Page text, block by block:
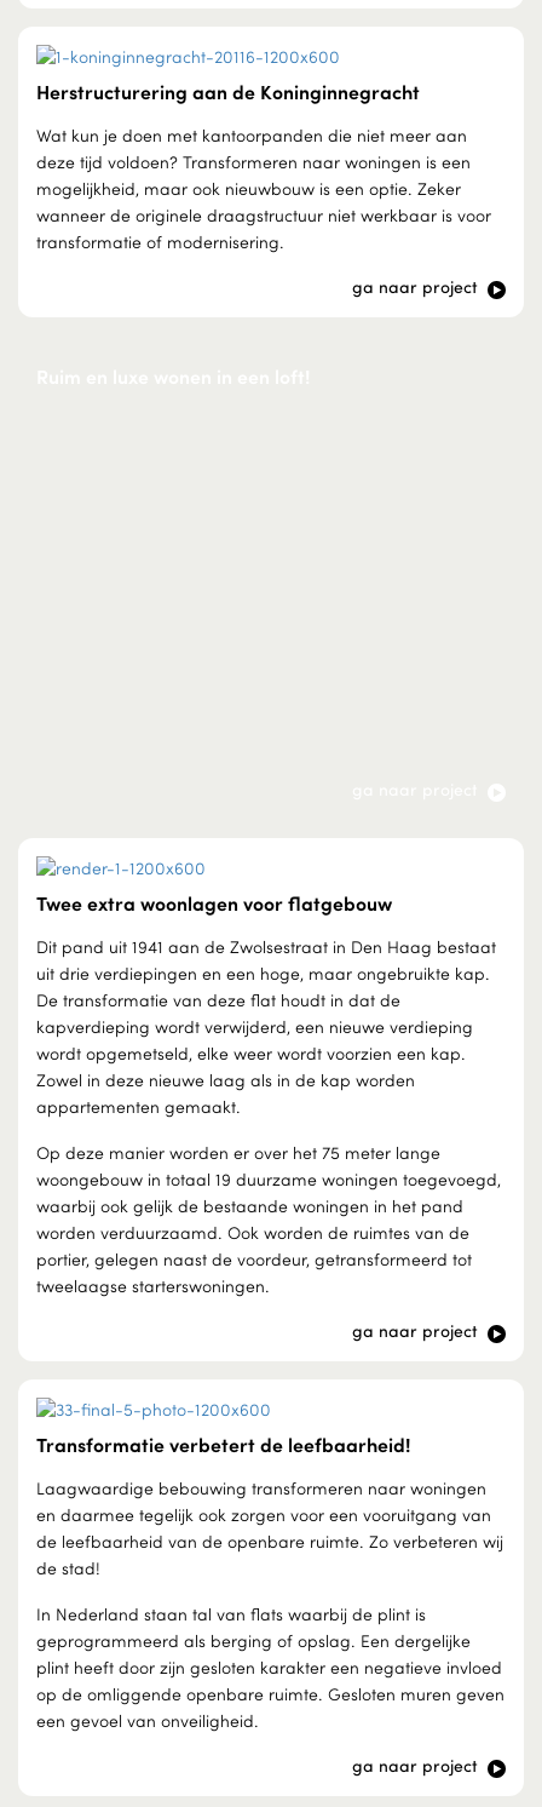
Herstructurering aan de Koninginnegracht
Wat kun je doen met kantoorpanden die niet meer aan
deze tijd voldoen? Transformeren naar woningen is een
mogelijkheid, maar ook nieuwbouw is een optie. Zeker
wanneer de originele draagstructuur niet werkbaar is voor
transformatie of modernisering.
ga naar project
Twee extra woonlagen voor flatgebouw
Dit pand uit 1941 aan de Zwolsestraat in Den Haag bestaat
uit drie verdiepingen en een hoge, maar ongebruikte kap.
De transformatie van deze flat houdt in dat de
kapverdieping wordt verwijderd, een nieuwe verdieping
wordt opgemetseld, elke weer wordt voorzien een kap.
Zowel in deze nieuwe laag als in de kap worden
appartementen gemaakt.
Op deze manier worden er over het 75 meter lange
woongebouw in totaal 19 duurzame woningen toegevoegd,
waarbij ook gelijk de bestaande woningen in het pand
worden verduurzaamd. Ook worden de ruimtes van de
portier, gelegen naast de voordeur, getransformeerd tot
tweelaagse starterswoningen.
ga naar project
Transformatie verbetert de leefbaarheid!
Laagwaardige bebouwing transformeren naar woningen
en daarmee tegelijk ook zorgen voor een vooruitgang van
de leefbaarheid van de openbare ruimte. Zo verbeteren wij
de stad!
In Nederland staan tal van flats waarbij de plint is
geprogrammeerd als berging of opslag. Een dergelijke
plint heeft door zijn gesloten karakter een negatieve invloed
op de omliggende openbare ruimte. Gesloten muren geven
een gevoel van onveiligheid.
ga naar project